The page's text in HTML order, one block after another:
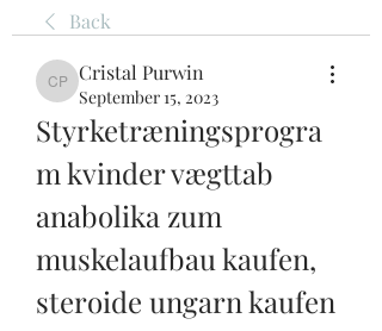
Back
Cristal Purwin
Cristal Purwin
September 15, 2023
Styrketræningsprogra
m kvinder vægttab
anabolika zum
muskelaufbau kaufen,
steroide ungarn kaufen